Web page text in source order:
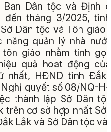
Dân tộc và Định
đến tháng 3/2025,
Dân tộc và Tôn giáo
năng quản lý nhà
giáo nhằm tinh
quả hoat động
nhất, HĐND tỉnh Đắk
quyết số 08/NQ-
thành lập Sở Dân
trên cơ sở hợp nhất Sở
Lắk và Sở Dân tộc và